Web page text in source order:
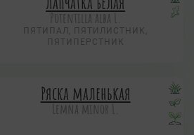
Potentilla alba L.
ПЯТИПАЛ, ПЯТИЛИСТНИК,
ПЯТИПЕРСТНИК
Ряска маленькая
Lemna minor L.